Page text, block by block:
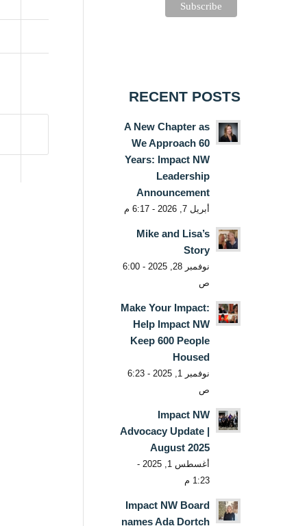
RECENT POSTS
A New Chapter as
We Approach 60
Years: Impact NW
Leadership
Announcement
أبريل 7, 2026 - 6:17 م
Mike and Lisa’s
Story
نوفمبر 28, 2025 - 6:00
ص
Make Your Impact:
Help Impact NW
Keep 600 People
Housed
نوفمبر 1, 2025 - 6:23
ص
Impact NW
Advocacy Update |
August 2025
أغسطس 1, 2025 -
1:23 م
Impact NW Board
names Ada Dortch